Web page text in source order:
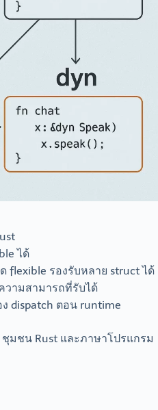
ได้
flexible รองรับหลาย struct ได้
วามสามารถที่รับได้
ง dispatch ตอน runtime
ชุมชน Rust และภาษาโปรแกรม